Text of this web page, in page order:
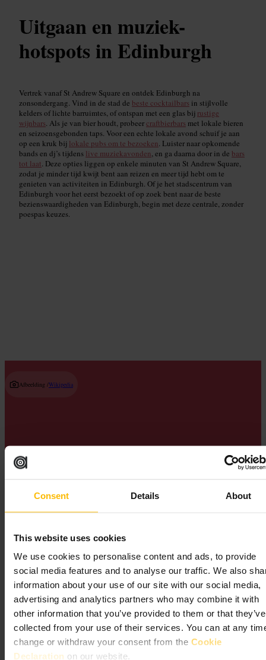
Consent Details About
This website uses cookies
We use cookies to personalise content and ads, to provide
social media features and to analyse our traffic. We also
information about your use of our site with our social media,
advertising and analytics partners who may combine it with
other information that you’ve provided to them or that they’ve
collected from your use of their services. You can at any
change or withdraw your consent from the Cookie
Declaration on our website.
Uitgaan en muziek-
hotspots in Edinburgh
Vertrek vanaf St Andrew Square en ontdek Edinburgh na
zonsondergang. Vind in de stad de beste cocktailbars in stijlvolle
kelders of lichte barruimtes, of ontspan met een glas bij rustige
wijnbars. Als je van bier houdt, probeercraftbierbars met lokale bieren
en seizoensgebonden taps. Voor een echte lokale avond schuif je aan
op een kruk bij lokale pubs om te bezoeken. Luister naar opkomende
bands en dj’s tijdens live muziekavonden, en ga daarna door in de bars
tot laat. Deze opties liggen op enkele minuten van St Andrew Square,
zodat je minder tijd kwijt bent aan reizen en meer tijd hebt om te
genieten van activiteiten in Edinburgh. Of je het stadscentrum van
Edinburgh voor het eerst bezoekt of op zoek bent naar de beste
bezienswaardigheden van Edinburgh, begin met deze centrale, zonder
poespas keuzes.
Afbeelding /Wikipedia
verbeteringswerkzaamheden, gefinancierd door de City of
Edinburgh Council en Scottish Enterprise, werd het voor iedereen
Essential Edinburgh
Wat te doen in het